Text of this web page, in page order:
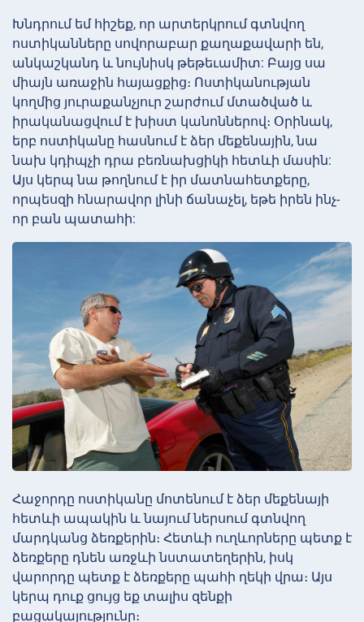
Խնդրում եմ հիշեք, որ արտերկրում գտնվող
ոստիկանները սովորաբար քաղաքավարի են,
անկաշկանդ և նույնիսկ թեթեւամիտ: Բայց սա
միայն առաջին հայացքից։ Ոստիկանության
կողմից յուրաքանչյուր շարժում մտածված և
իրականացվում է խիստ կանոններով։ Օրինակ,
երբ ոստիկանը հասնում է ձեր մեքենային, նա
նախ կդիպչի դրա բեռնախցիկի հետևի մասին:
Այս կերպ նա թողնում է իր մատնահետքերը,
որպեսզի հնարավոր լինի ճանաչել, եթե իրեն ինչ-
որ բան պատահի:
Հաջորդը ոստիկանը մոտենում է ձեր մեքենայի
հետևի ապակին և նայում ներսում գտնվող
մարդկանց ձեռքերին։ Հետևի ուղևորները պետք է
ձեռքերը դնեն առջևի նստատեղերին, իսկ
վարորդը պետք է ձեռքերը պահի ղեկի վրա։ Այս
կերպ դուք ցույց եք տալիս զենքի
բացակայությունը։